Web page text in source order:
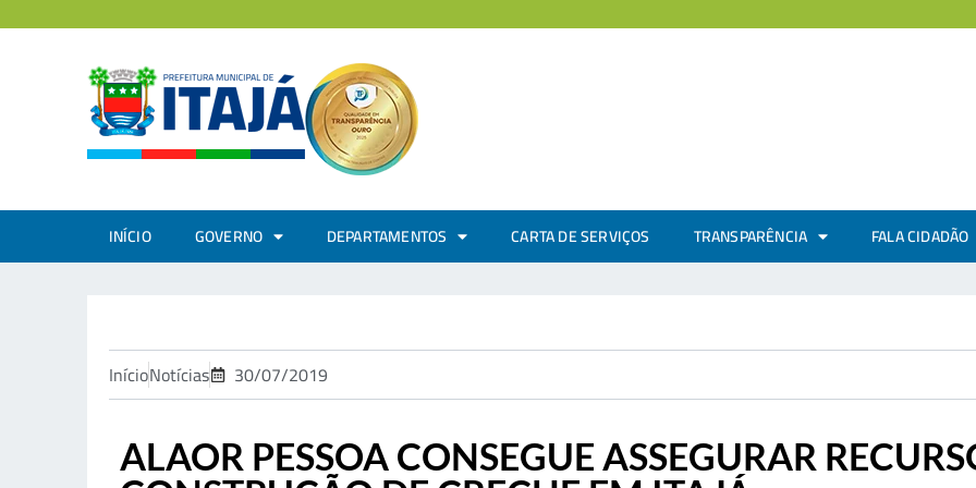
INÍCIO GOVERNO DEPARTAMENTOS CARTA DE SERVIÇOS TRANSPARÊNCIA FALA CIDADÃO
InícioNotícias 30/07/2019
ALAOR PESSOA CONSEGUE ASSEGURAR